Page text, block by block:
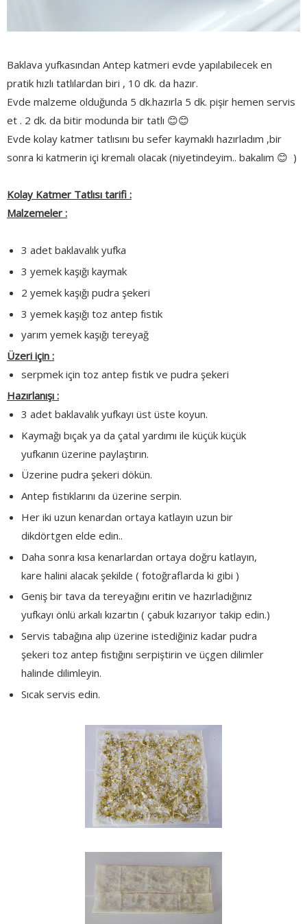
Baklava yufkasından Antep katmeri evde yapılabilecek en
pratik hızlı tatlılardan biri , 10 dk. da hazır.
Evde malzeme olduğunda 5 dk.hazırla 5 dk. pişir hemen servis
et . 2 dk. da bitir modunda bir tatlı 😊😊
Evde kolay katmer tatlısını bu sefer kaymaklı hazırladım ,bir
sonra ki katmerin içi kremalı olacak (niyetindeyim.. bakalım 😊 )
Kolay Katmer Tatlısı tarifi :
Malzemeler :
3 adet baklavalık yufka
3 yemek kaşığı kaymak
2 yemek kaşığı pudra şekeri
3 yemek kaşığı toz antep fıstık
yarım yemek kaşığı tereyağ
Üzeri için :
serpmek için toz antep fıstık ve pudra şekeri
Hazırlanışı :
3 adet baklavalık yufkayı üst üste koyun.
Kaymağı bıçak ya da çatal yardımı ile küçük küçük
yufkanın üzerine paylaştırın.
Üzerine pudra şekeri dökün.
Antep fıstıklarını da üzerine serpin.
Her iki uzun kenardan ortaya katlayın uzun bir
dikdörtgen elde edin..
Daha sonra kısa kenarlardan ortaya doğru katlayın,
kare halini alacak şekilde ( fotoğraflarda ki gibi )
Geniş bir tava da tereyağını eritin ve hazırladığınız
yufkayı önlü arkalı kızartın ( çabuk kızarıyor takip edin.)
Servis tabağına alıp üzerine istediğiniz kadar pudra
şekeri toz antep fıstığını serpiştirin ve üçgen dilimler
halinde dilimleyin.
Sıcak servis edin.